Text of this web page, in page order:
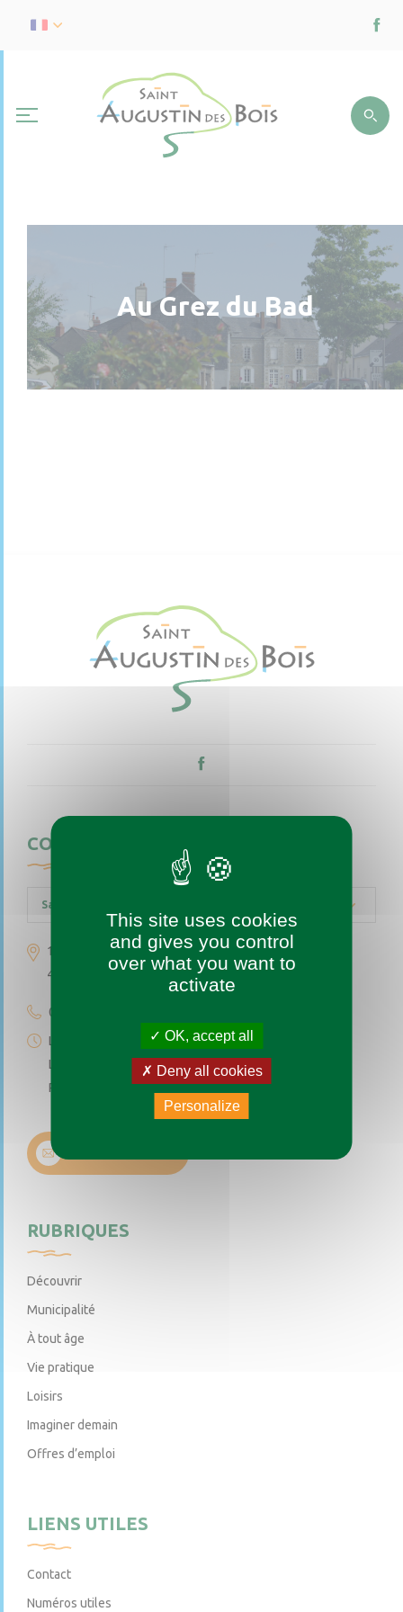
Au Grez du Bad
CONTACTEZ-NOUS
Saint-Augustin-des-Bois
1 place de l’église
49170 Saint-Augustin-des-Bois
02 41 77 04 49
Lundi au vendredi de 9h à 12h
Le premier et troisième samedi du mois de 9h à 12h
Permanence téléphonique de 14h à 17h (sauf samedi)
RUBRIQUES
Découvrir
Municipalité
À tout âge
Vie pratique
Loisirs
Imaginer demain
Offres d’emploi
LIENS UTILES
Contact
Numéros utiles
This site uses cookies
and gives you control
over what you want to
activate
OK, accept all
Deny all cookies
Personalize